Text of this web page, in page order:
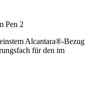
Pen 2
Alcantara®-Bezug
für den im